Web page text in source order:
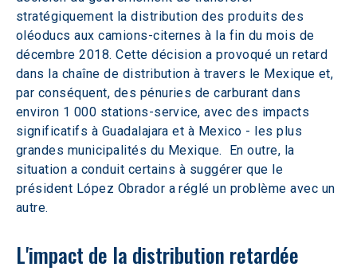
stratégiquement la distribution des produits des
oléoducs aux camions-citernes à la fin du mois de
décembre 2018. Cette décision a provoqué un retard
dans la chaîne de distribution à travers le Mexique et,
par conséquent, des pénuries de carburant dans
environ 1 000 stations-service, avec des impacts
significatifs à Guadalajara et à Mexico - les plus
grandes municipalités du Mexique.  En outre, la
situation a conduit certains à suggérer que le
président López Obrador a réglé un problème avec un
autre.
L'impact de la distribution retardée